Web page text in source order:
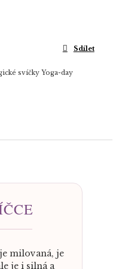
svíčky Yoga-day
Sdílet
milovaná, je
je i silná a